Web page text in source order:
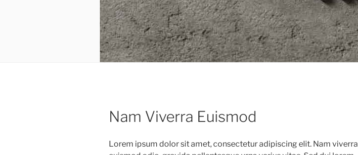
Nam Viverra Euismod
Lorem ipsum dolor sit amet, consectetur adipiscing elit. Nam viverra